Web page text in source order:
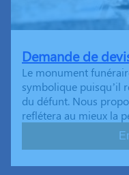
Demande de
Le monument
symbolique puisqu’il
du défunt. Nous
reflétera au mieux la